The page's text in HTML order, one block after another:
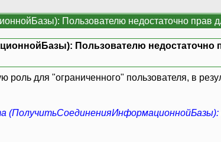
Пользователю недостаточно прав
Пользователю недостаточно
роль для "ограниченного" пользователя, в